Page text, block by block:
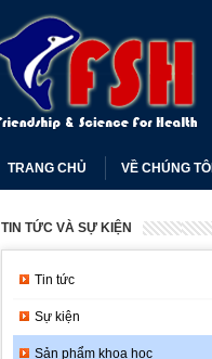
TRANG CHỦ VỀ CHÚNG TÔI
TIN TỨC VÀ SỰ KIỆN
Tin tức
Sự kiện
Sản phẩm khoa học